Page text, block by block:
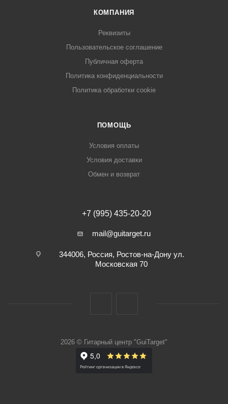
КОМПАНИЯ
Реквизиты
Пользовательское соглашение
Публичная оферта
Политика конфиденциальности
Политика обработки cookie
ПОМОЩЬ
Условия оплаты
Условия доставки
Обмен и возврат
+7 (995) 435-20-20
mail@guitarget.ru
344006, Россия, Ростов-на-Дону ул.
Московская 70
2026 © Гитарный центр "GuiTarget"